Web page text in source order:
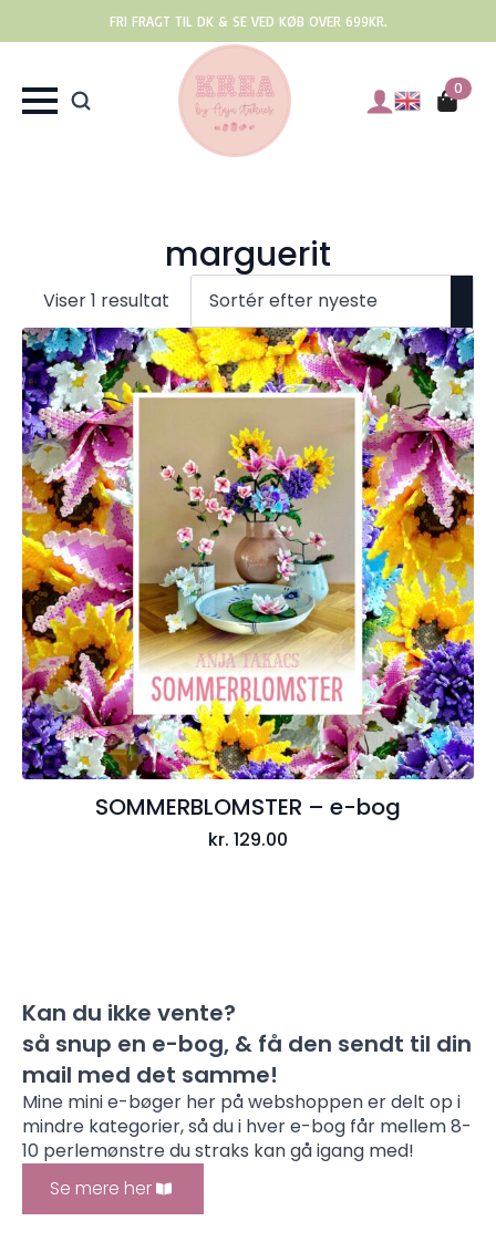
FRI FRAGT TIL DK & SE VED KØB OVER 699KR.
0
marguerit
Viser 1 resultat
SOMMERBLOMSTER – e-bog
kr. 129.00
Kan du ikke vente?
så snup en e-bog, & få den sendt til din
mail med det samme!
Mine mini e-bøger her på webshoppen er delt op i
mindre kategorier, så du i hver e-bog får mellem 8-
10 perlemønstre du straks kan gå igang med!
Se mere her